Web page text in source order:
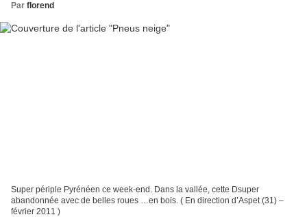
Par florend
Super périple Pyrénéen ce week-end. Dans la vallée, cette Dsuper
abandonnée avec de belles roues …en bois. ( En direction d’Aspet (31) –
février 2011 )